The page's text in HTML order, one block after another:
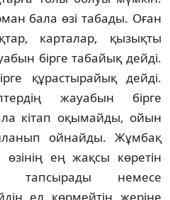
бала өзі табады. Оған
кар­талар, қызықты
бірге табайық дейді.
құрастырайық дейді.
жауабын бірге
кітап оқымайды, ойын
ойнайды. Жұмбақ
ең жақ­сы көретін
тапсы­ра­ды немесе
ел көрмейтін жеріне